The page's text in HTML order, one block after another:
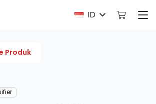
ID
Produk